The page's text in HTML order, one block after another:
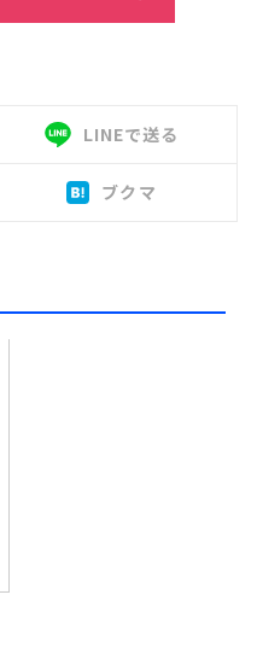
LINEで送る
ブクマ